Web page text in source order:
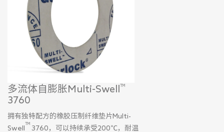
多流体自膨胀Multi-Swell TM
3760
拥有独特配方的橡胶压制纤维垫片Multi-
Swell
TM
3760，可以持续承受200℃，耐温